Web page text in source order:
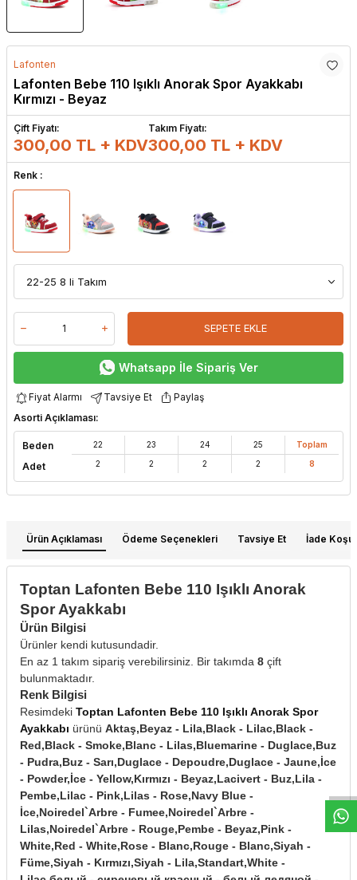
WhtsappDeseHatt
Lafonten
Lafonten Bebe 110 Işıklı Anorak Spor Ayakkabı
Kırmızı - Beyaz
Çift Fiyatı:
300,00 TL + KDV
Takım Fiyatı:
300,00 TL + KDV
Renk :
SEPETE EKLE
Whatsapp İle Sipariş Ver
Fiyat Alarmı Tavsiye Et
Paylaş
Asorti Açıklaması:
Beden
Adet
22
2
23
2
24
2
25
2
Toplam
8
Ürün Açıklaması Ödeme Seçenekleri Tavsiye Et İade
Toptan Lafonten Bebe 110 Işıklı Anorak
Spor Ayakkabı
Ürün Bilgisi
Ürünler kendi kutusundadir.
En az 1 takım sipariş verebilirsiniz. Bir takımda 8 çift
bulunmaktadır.
Renk Bilgisi
Resimdeki Toptan Lafonten Bebe 110 Işıklı Anorak Spor
Ayakkabı ürünü Aktaş,Beyaz - Lila,Black - Lilac,Black -
Red,Black - Smoke,Blanc - Lilas,Bluemarine - Duglace,Buz
- Pudra,Buz - Sarı,Duglace - Depoudre,Duglace - Jaune,İce
- Powder,İce - Yellow,Kırmızı - Beyaz,Lacivert - Buz,Lila -
Pembe,Lilac - Pink,Lilas - Rose,Navy Blue -
İce,Noiredel`Arbre - Fumee,Noiredel`Arbre -
Lilas,Noiredel`Arbre - Rouge,Pembe - Beyaz,Pink -
White,Red - White,Rose - Blanc,Rouge - Blanc,Siyah -
Füme,Siyah - Kırmızı,Siyah - Lila,Standart,White -